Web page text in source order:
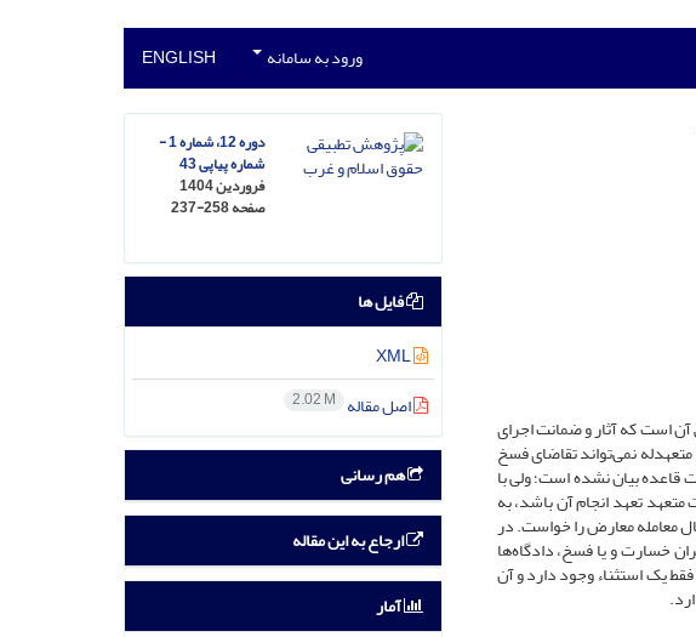
ورود به سامانه ENGLISH
است که آثار و ضمانت اجرای
نمی‌تواند تقاضای فسخ
قاعده بیان نشده است؛ ولی با
تعهد انجام آن باشد، به
معامله معارض را خواست. در
خسارت و یا فسخ، دادگاه‌ها
یک استثناء وجود دارد و آن
دوره 12، شماره 1 -
شماره پیاپی 43
فروردین 1404
صفحه237-258
فایل ها
XML
اصل مقاله 2.02 M
هم رسانی
ارجاع به این مقاله
آمار